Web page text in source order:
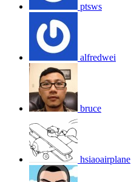
ptsws
alfredwei
bruce
hsiaoairplane